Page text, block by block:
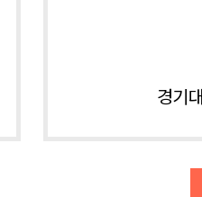
경기